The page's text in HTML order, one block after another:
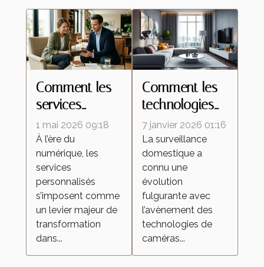
Comment les
services
personnalisés
redéfinissent
les attentes
dans l'industrie
1 mai 2026 09:18
À l’ère du
numérique, les
services
personnalisés
s’imposent comme
un levier majeur de
transformation
dans...
Comment les
technologies
de caméras
espion
transforment la
surveillance
domestique ?
7 janvier 2026 01:16
La surveillance
domestique a
connu une
évolution
fulgurante avec
l’avènement des
technologies de
caméras...